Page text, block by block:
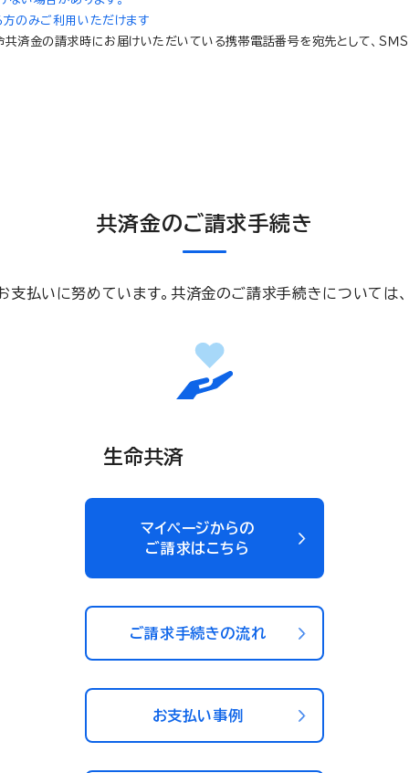
方のみご利用いただけます
済金の請求時にお届けいただいている携帯電話番号を宛先として、ＳＭ
共済金のご請求手続き
払いに努めています。共済金のご請求手続きについては
生命共済
マイページからの
ご請求はこちら
ご請求手続きの流れ
お支払い事例